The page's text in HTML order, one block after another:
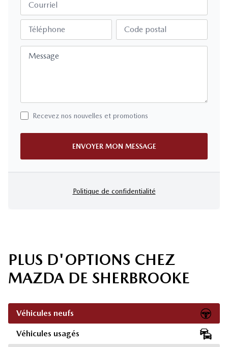
Courriel
Téléphone Code postal
Message
Recevez nos nouvelles et promotions
ENVOYER MON MESSAGE
Politique de confidentialité
PLUS D'OPTIONS CHEZ
MAZDA DE SHERBROOKE
Véhicules neufs
Véhicules usagés